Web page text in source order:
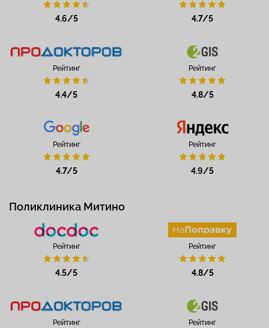
4.6/5 4.7/5
Рейтинг
4.4/5
Рейтинг
4.8/5
Рейтинг
4.7/5
Рейтинг
4.9/5
Поликлиника Митино
Рейтинг
4.5/5
Рейтинг
4.8/5
Рейтинг Рейтинг